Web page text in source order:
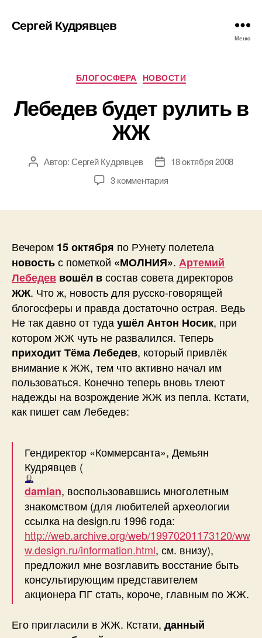
Сергей Кудрявцев
Меню
Рубрики
БЛОГОСФЕРА НОВОСТИ
Лебедев будет рулить в
ЖЖ
АвторАвтор:Сергей Кудрявцев
Дата18 октября 2008
3 комментарияк
в
ЖЖ
Вечером 15 октября по РУнету полетела
новостьс пометкой «МОЛНИЯ». Артемий
Лебедев вошёл всостав совета директоров
ЖЖ. Что ж, новость для русско-говорящей
блогосферы и правда достаточно острая. Ведь
Не так давно от тудаушёл Антон Носик, при
котором ЖЖ чуть не развалился. Теперь
приходит Тёма Лебедев, который привлёк
внимание к ЖЖ, тем что активно начал им
пользоваться. Конечно теперь вновь тлеют
надежды на возрождение ЖЖ из пепла. Кстати,
как пишет сам Лебедев:
Гендиректор «Коммерсанта», Демьян
Кудрявцев (
damian, воспользовавшись многолетным
знакомством (для любителей археологии
ссылка на design.ru 1996 года:
http://web.archive.org/web/19970201173120/ww
w.design.ru/information.html, см. внизу),
предложил мне возглавить восстание быть
консультирующим представителем
акционера ПГ стать, короче, главным по ЖЖ.
Его пригласили в ЖЖ. Кстати, данный